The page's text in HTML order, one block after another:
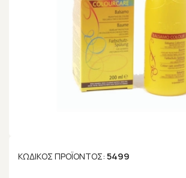
ΚΩΔΙΚΌΣ ΠΡΟΪΌΝΤΟΣ: 5499